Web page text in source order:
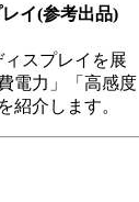
スプレイを展
電力」「高感度
紹介します。